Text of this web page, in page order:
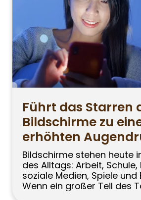
Führt das Starren
Bildschirme zu
erhöhten
Bildschirme stehen heute
des Alltags: Arbeit,
soziale Medien, Spiele und
Wenn ein großer Teil des